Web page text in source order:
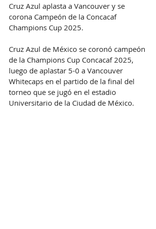
Cruz Azul aplasta a Vancouver y se
corona Campeón de la Concacaf
Champions Cup 2025.
Cruz Azul de México se coronó campeón
de la Champions Cup Concacaf 2025,
luego de aplastar 5-0 a Vancouver
Whitecaps en el partido de la final del
torneo que se jugó en el estadio
Universitario de la Ciudad de México.